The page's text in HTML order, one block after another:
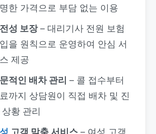
한 가격으로 부담 없는 이용
성 보장– 대리기사 전원 보험
을 원칙으로 운영하여 안심 서
제공
적인 배차 관리 – 콜 접수부터
까지 상담원이 직접 배차 및 진
상황 관리
고객 맞춤 서비스– 여성 고객